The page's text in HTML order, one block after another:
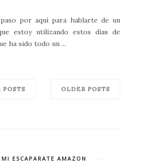
paso por aquí para hablarte de un
estoy utilizando estos días de
ha sido todo un ...
POSTS OLDER POSTS
MI ESCAPARATE AMAZON